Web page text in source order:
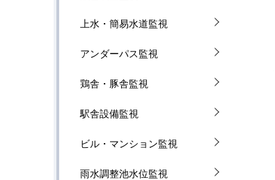
上水・簡易水道監視
アンダーパス監視
鶏舎・豚舎監視
駅舎設備監視
ビル・マンション監視
雨水調整池水位監視